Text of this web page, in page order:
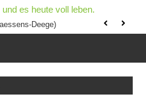
es heute voll leben.
Deege)